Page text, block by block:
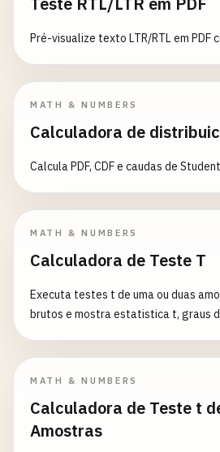
Pré-visualize texto LTR/RTL em PDF
MATH & NUMBERS
Calculadora de
Calcula PDF, CDF e caudas de
MATH & NUMBERS
Calculadora de Teste T
Executa testes t de uma ou duas
brutos e mostra estatistica t, graus
MATH & NUMBERS
Calculadora de Teste t
Amostras